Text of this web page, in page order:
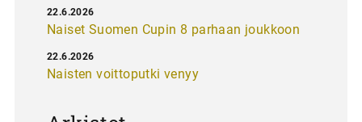
Naiset Suomen Cupin 8 parhaan joukkoon
22.6.2026
Naisten voittoputki venyy
22.6.2026